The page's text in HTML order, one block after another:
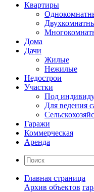
Квартиры
Дома
Дачи
Жилые
Нежилые
Недострои
Участки
Под
Для ведения
Гаражи
Коммерческая
Аренда
Главная страница
Архив объектов